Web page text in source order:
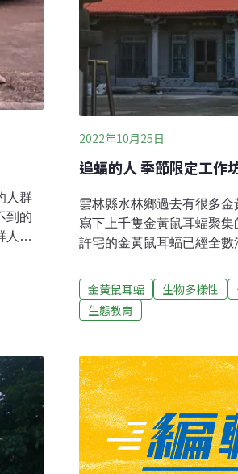
人群
到的
人是
目
架
不
查不
走
你
2022年10月25日
追蝠的人 季節限定工作
雲林縣水林鄉過去有很多
寫下上千隻金黃鼠耳蝠聚
許宅的金黃鼠耳蝠已經全
紅色錄音器，雙眼在天空、
蹤跡，附近各處另有人待命
握棲所的蝙蝠往外飛，群組
驗獨特樂趣台灣特有亞種
蝙蝠生態館」20年前成立
安裝於田邊，為蝙蝠「預
在持續，但多了「聲音調查
金黃鼠耳蝠 生物多樣性
生態教育